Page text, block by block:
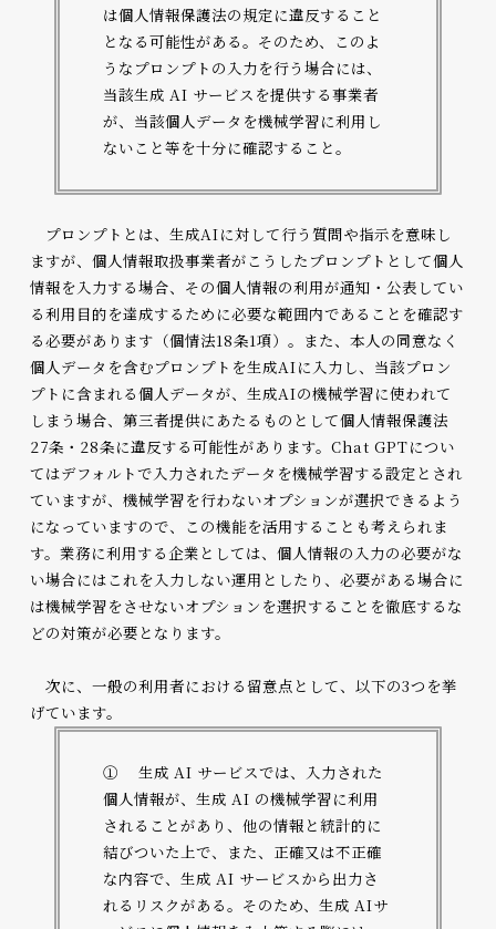
は個人情報保護法の規定に違反すること
となる可能性がある。そのため、このよ
うなプロンプトの入力を行う場合には、
当該生成 AI サービスを提供する事業者
が、当該個人データを機械学習に利用し
ないこと等を十分に確認すること。
プロンプトとは、生成AIに対して行う質問や指示を意味し
ますが、個人情報取扱事業者がこうしたプロンプトとして個人
情報を入力する場合、その個人情報の利用が通知・公表してい
る利用目的を達成するために必要な範囲内であることを確認す
る必要があります（個情法18条1項）。また、本人の同意なく
個人データを含むプロンプトを生成AIに入力し、当該プロン
プトに含まれる個人データが、生成AIの機械学習に使われて
しまう場合、第三者提供にあたるものとして個人情報保護法
27条・28条に違反する可能性があります。Chat GPTについ
てはデフォルトで入力されたデータを機械学習する設定とされ
ていますが、機械学習を行わないオプションが選択できるよう
になっていますので、この機能を活用することも考えられま
す。業務に利用する企業としては、個人情報の入力の必要がな
い場合にはこれを入力しない運用としたり、必要がある場合に
は機械学習をさせないオプションを選択することを徹底するな
どの対策が必要となります。
次に、一般の利用者における留意点として、以下の3つを挙
げています。
① 生成 AI サービスでは、入力された
個人情報が、生成 AI の機械学習に利用
されることがあり、他の情報と統計的に
結びついた上で、また、正確又は不正確
な内容で、生成 AI サービスから出力さ
れるリスクがある。そのため、生成 AIサ